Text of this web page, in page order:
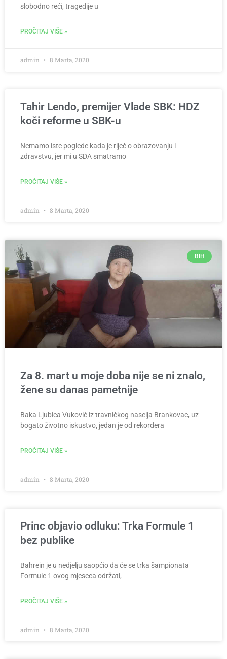
slobodno reći, tragedije u
PROČITAJ VIŠE »
admin 8 Marta, 2020
Tahir Lendo, premijer Vlade SBK: HDZ
koči reforme u SBK-u
Nemamo iste poglede kada je riječ o obrazovanju i
zdravstvu, jer mi u SDA smatramo
PROČITAJ VIŠE »
admin 8 Marta, 2020
BIH
Za 8. mart u moje doba nije se ni znalo,
žene su danas pametnije
Baka Ljubica Vuković iz travničkog naselja Brankovac, uz
bogato životno iskustvo, jedan je od rekordera
PROČITAJ VIŠE »
admin 8 Marta, 2020
Princ objavio odluku: Trka Formule 1
bez publike
Bahrein je u nedjelju saopćio da će se trka šampionata
Formule 1 ovog mjeseca održati,
PROČITAJ VIŠE »
admin 8 Marta, 2020